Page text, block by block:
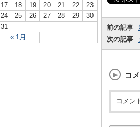
« 1月
17
18 19 20 21 22
23
24
25 26 27 28 29
30
31
前の記事
次の記事
コ
コメン